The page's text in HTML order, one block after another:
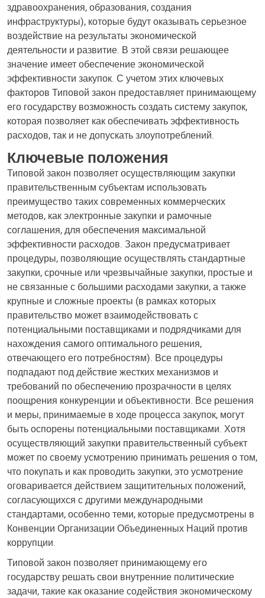
здравоохранения, образования, создания
инфраструктуры), которые будут оказывать серьезное
воздействие на результаты экономической
деятельности и развитие. В этой связи решающее
значение имеет обеспечение экономической
эффективности закупок. С учетом этих ключевых
факторов Типовой закон предоставляет принимающему
его государству возможность создать систему закупок,
которая позволяет как обеспечивать эффективность
расходов, так и не допускать злоупотреблений.
Ключевые положения
Типовой закон позволяет осуществляющим закупки
правительственным субъектам использовать
преимущество таких современных коммерческих
методов, как электронные закупки и рамочные
соглашения, для обеспечения максимальной
эффективности расходов. Закон предусматривает
процедуры, позволяющие осуществлять стандартные
закупки, срочные или чрезвычайные закупки, простые и
не связанные с большими расходами закупки, а также
крупные и сложные проекты (в рамках которых
правительство может взаимодействовать с
потенциальными поставщиками и подрядчиками для
нахождения самого оптимального решения,
отвечающего его потребностям). Все процедуры
подпадают под действие жестких механизмов и
требований по обеспечению прозрачности в целях
поощрения конкуренции и объективности. Все решения
и меры, принимаемые в ходе процесса закупок, могут
быть оспорены потенциальными поставщиками. Хотя
осуществляющий закупки правительственный субъект
может по своему усмотрению принимать решения о том,
что покупать и как проводить закупки, это усмотрение
оговаривается действием защитительных положений,
согласующихся с другими международными
стандартами, особенно теми, которые предусмотрены в
Конвенции Организации Объединенных Наций против
коррупции.
Типовой закон позволяет принимающему его
государству решать свои внутренние политические
задачи, такие как оказание содействия экономическому